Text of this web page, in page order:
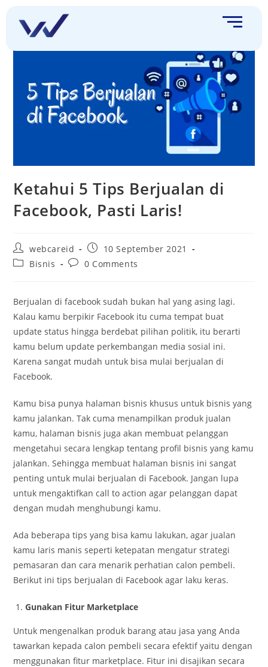
Ketahui 5 Tips Berjualan di
Facebook, Pasti Laris!
webcareid
10 September 2021
Bisnis
0 Comments
Berjualan di facebook sudah bukan hal yang asing lagi.
Kalau kamu berpikir Facebook itu cuma tempat buat
update status hingga berdebat pilihan politik, itu berarti
kamu belum update perkembangan media sosial ini.
Karena sangat mudah untuk bisa mulai berjualan di
Facebook.
Kamu bisa punya halaman bisnis khusus untuk bisnis yang
kamu jalankan. Tak cuma menampilkan produk jualan
kamu, halaman bisnis juga akan membuat pelanggan
mengetahui secara lengkap tentang profil bisnis yang kamu
jalankan. Sehingga membuat halaman bisnis ini sangat
penting untuk mulai berjualan di Facebook. Jangan lupa
untuk mengaktifkan call to action agar pelanggan dapat
dengan mudah menghubungi kamu.
Ada beberapa tips yang bisa kamu lakukan, agar jualan
kamu laris manis seperti ketepatan mengatur strategi
pemasaran dan cara menarik perhatian calon pembeli.
Berikut ini tips berjualan di Facebook agar laku keras.
Gunakan Fitur Marketplace
Untuk mengenalkan produk barang atau jasa yang Anda
tawarkan kepada calon pembeli secara efektif yaitu dengan
menggunakan fitur marketplace. Fitur ini disajikan secara